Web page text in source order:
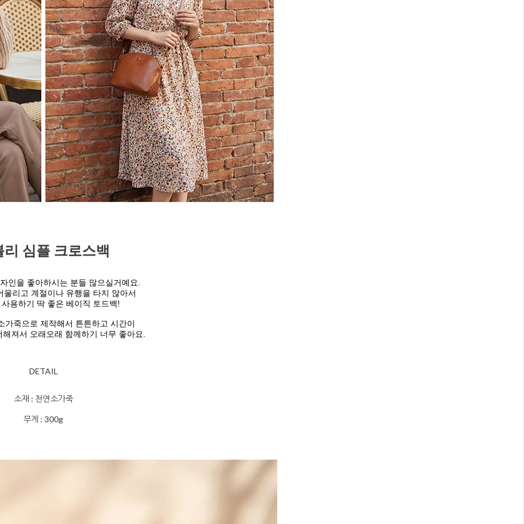
리 심플 크로스백
인을 좋아하시는 분들 많으실거예요.
울리고 계절이나 유행을 타지 않아서
용하기 딱 좋은 베이직 토드백!
가죽으로 제작해서 튼튼하고 시간이
해져서 오래오래 함께하기 너무 좋아요.
DETAIL
소재 : 천연소가죽
무게 : 300g